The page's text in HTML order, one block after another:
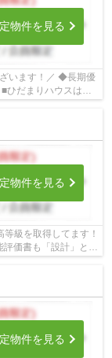
物件を見る
！／ ◆長期優
物件を見る
級を取得してます！
物件を見る